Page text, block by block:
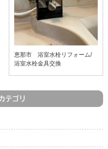
恵那市 浴室水栓リフォーム/
浴室水栓金具交換
テゴリ